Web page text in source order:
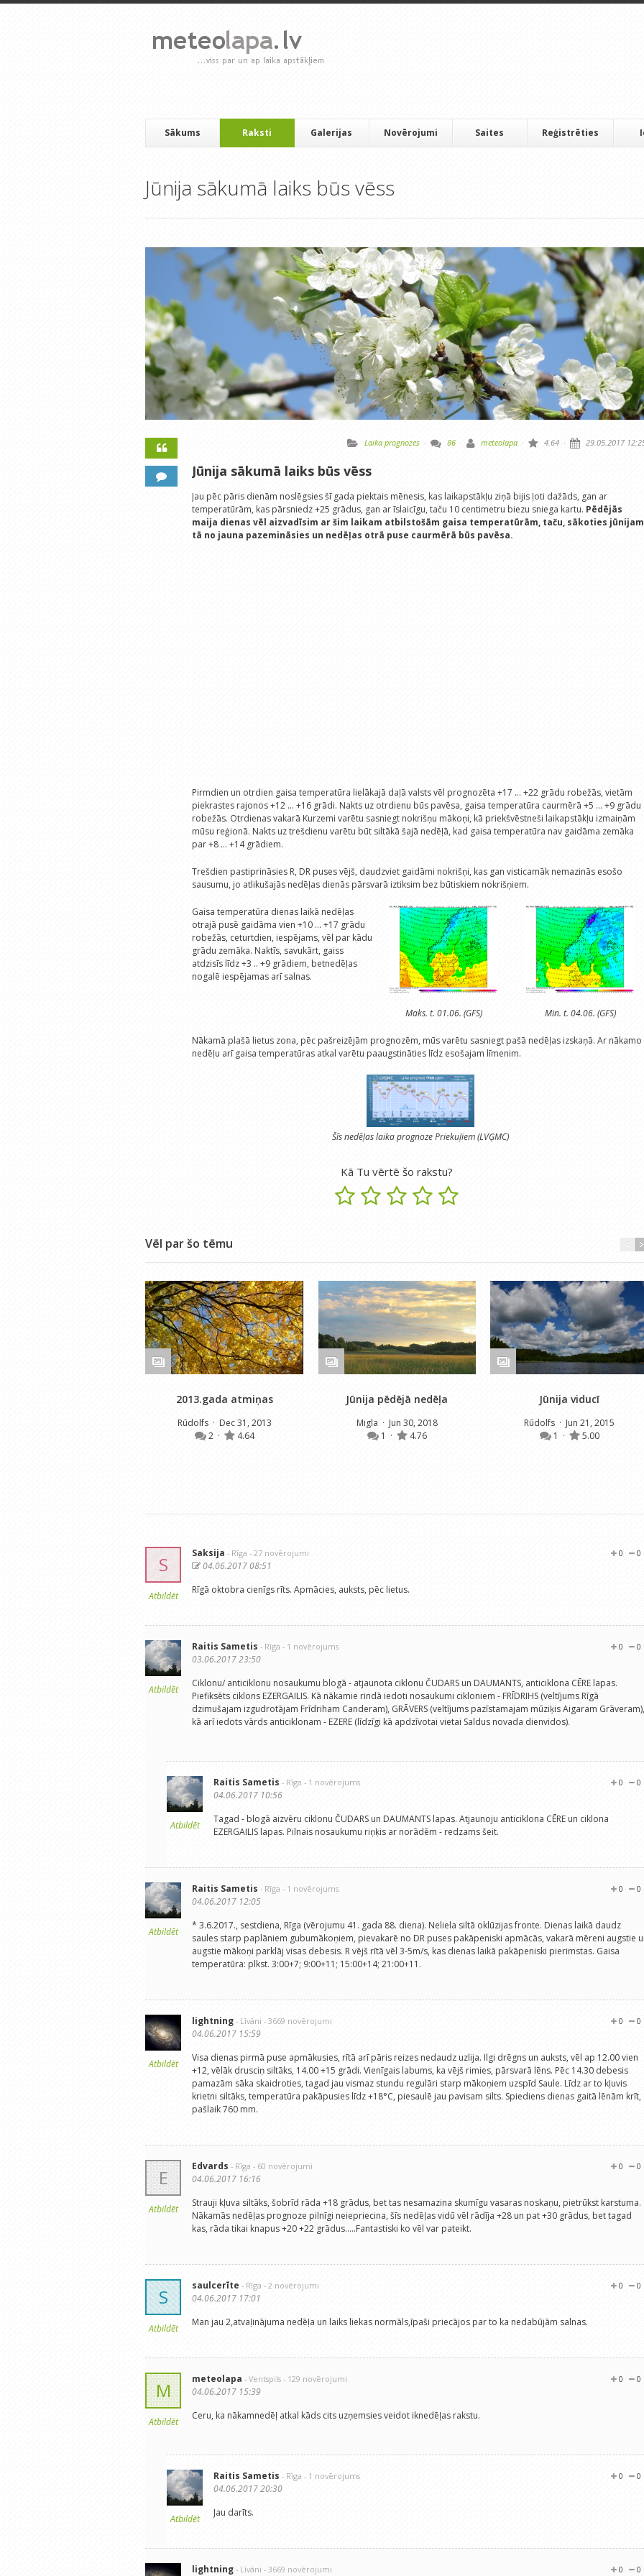
Sākums Raksti Galerijas Novērojumi Saites Reģistrēties
Jūnija sākumā laiks būs vēss
Laika prognozes · 86 · meteolapa · 4.64 · 29.05.2017
Jūnija sākumā laiks būs vēss
Jau pēc pāris dienām noslēgsies šī gada piektais mēnesis, kas laikapstākļu ziņā bijis ļoti dažāds, gan ar
temperatūrām, kas pārsniedz +25 grādus, gan ar īslaicīgu, taču 10 centimetru biezu sniega kartu. Pēdējās
maija dienas vēl aizvadīsim ar šim laikam atbilstošām gaisa temperatūrām, taču, sākoties
tā no jauna pazemināsies un nedēļas otrā puse caurmērā būs pavēsa.
Pirmdien un otrdien gaisa temperatūra lielākajā daļā valsts vēl prognozēta +17 ... +22 grādu robežās, vietām
piekrastes rajonos +12 ... +16 grādi. Nakts uz otrdienu būs pavēsa, gaisa temperatūra caurmērā +5 ... +9 grādu
robežās. Otrdienas vakarā Kurzemi varētu sasniegt nokrišņu mākoņi, kā priekšvēstneši laikapstākļu izmaiņām
mūsu reģionā. Nakts uz trešdienu varētu būt siltākā šajā nedēļā, kad gaisa temperatūra nav gaidāma zemāka
par +8 ... +14 grādiem.
Trešdien pastiprināsies R, DR puses vējš, daudzviet gaidāmi nokrišņi, kas gan visticamāk nemazinās esošo
sausumu, jo atlikušajās nedēļas dienās pārsvarā iztiksim bez būtiskiem nokrišņiem.
Gaisa temperatūra dienas laikā nedēļas
otrajā pusē gaidāma vien +10 ... +17 grādu
robežās, ceturtdien, iespējams, vēl par kādu
grādu zemāka. Naktīs, savukārt, gaiss
atdzisīs līdz +3 .. +9 grādiem, betnedēļas
nogalē iespējamas arī salnas.
Maks. t. 01.06. (GFS) Min. t. 04.06. (GFS)
Nākamā plašā lietus zona, pēc pašreizējām prognozēm, mūs varētu sasniegt pašā nedēļas izskaņā. Ar nākamo
nedēļu arī gaisa temperatūras atkal varētu paaugstināties līdz esošajam līmenim.
Šīs nedēļas laika prognoze Priekuļiem (LVĢMC)
Kā Tu vērtē šo rakstu?
Vēl par šo tēmu
2013.gada atmiņas
Rūdolfs · Dec 31, 2013
2 · 4.64
Jūnija pēdējā nedēļa
Migla · Jun 30, 2018
1 · 4.76
Jūnija viducī
Rūdolfs · Jun 21, 2015
1 · 5.00
S
Atbildēt
Saksija - Rīga - 27 novērojumi 0
0
04.06.2017 08:51
Rīgā oktobra cienīgs rīts. Apmācies, auksts, pēc lietus.
Atbildēt
Raitis Sametis - Rīga - 1 novērojums 0
0
03.06.2017 23:50
Ciklonu/ anticiklonu nosaukumu blogā - atjaunota ciklonu ČUDARS un DAUMANTS, anticiklona CĒRE lapas.
Piefiksēts ciklons EZERGAILIS. Kā nākamie rindā iedoti nosaukumi cikloniem - FRĪDRIHS (veltījums Rīgā
dzimušajam izgudrotājam Frīdriham Canderam), GRĀVERS (veltījums pazīstamajam mūziķis Aigaram Grāveram),
kā arī iedots vārds anticiklonam - EZERE (līdzīgi kā apdzīvotai vietai Saldus novada dienvidos).
Atbildēt
Raitis Sametis - Rīga - 1 novērojums 0
0
04.06.2017 10:56
Tagad - blogā aizvēru ciklonu ČUDARS un DAUMANTS lapas. Atjaunoju anticiklona CĒRE un ciklona
EZERGAILIS lapas. Pilnais nosaukumu riņķis ar norādēm - redzams šeit.
Atbildēt
Raitis Sametis - Rīga - 1 novērojums 0
0
04.06.2017 12:05
* 3.6.2017., sestdiena, Rīga (vērojumu 41. gada 88. diena). Neliela siltā oklūzijas fronte. Dienas laikā daudz
saules starp paplāniem gubumākoņiem, pievakarē no DR puses pakāpeniski apmācās, vakarā mēreni augstie
augstie mākoņi parklāj visas debesis. R vējš rītā vēl 3-5m/s, kas dienas laikā pakāpeniski pierimstas. Gaisa
temperatūra: plkst. 3:00+7; 9:00+11; 15:00+14; 21:00+11.
Atbildēt
lightning - Līvāni - 3669 novērojumi 0
0
04.06.2017 15:59
Visa dienas pirmā puse apmākusies, rītā arī pāris reizes nedaudz uzlija. Ilgi drēgns un auksts, vēl ap 12.00 vien
+12, vēlāk drusciņ siltāks, 14.00 +15 grādi. Vienīgais labums, ka vējš rimies, pārsvarā lēns. Pēc 14.30 debesis
pamazām sāka skaidroties, tagad jau vismaz stundu regulāri starp mākoņiem uzspīd Saule. Līdz ar to kļuvis
krietni siltāks, temperatūra pakāpusies līdz +18°C, piesaulē jau pavisam silts. Spiediens dienas gaitā lēnām krīt,
pašlaik 760 mm.
E
Atbildēt
Edvards - Rīga - 60 novērojumi 0
0
04.06.2017 16:16
Strauji kļuva siltāks, šobrīd rāda +18 grādus, bet tas nesamazina skumīgu vasaras noskaņu, pietrūkst karstuma.
Nākamās nedēļas prognoze pilnīgi neiepriecina, šīs nedēļas vidū vēl rādīja +28 un pat +30 grādus, bet tagad
kas, rāda tikai knapus +20 +22 grādus.....Fantastiski ko vēl var pateikt.
S
Atbildēt
saulcerīte - Rīga - 2 novērojumi 0
0
04.06.2017 17:01
Man jau 2,atvaļinājuma nedēļa un laiks liekas normāls,īpaši priecājos par to ka nedabūjām salnas.
M
Atbildēt
meteolapa - Ventspils - 129 novērojumi 0
0
04.06.2017 15:39
Ceru, ka nākamnedēļ atkal kāds cits uzņemsies veidot iknedēļas rakstu.
Atbildēt
Raitis Sametis - Rīga - 1 novērojums 0
0
04.06.2017 20:30
Jau darīts.
lightning - Līvāni - 3669 novērojumi 0
0